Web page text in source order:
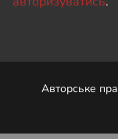
Авторське